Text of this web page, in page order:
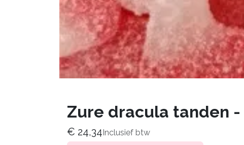
Zure dracula tanden
€ 24,34Inclusief btw